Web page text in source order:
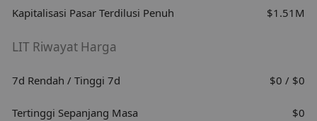
Kapitalisasi Pasar Terdilusi Penuh $1.51M
LIT Riwayat Harga
7d Rendah / Tinggi 7d $0 / $0
Tertinggi Sepanjang Masa $0